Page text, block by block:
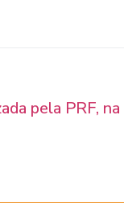
pela PRF,